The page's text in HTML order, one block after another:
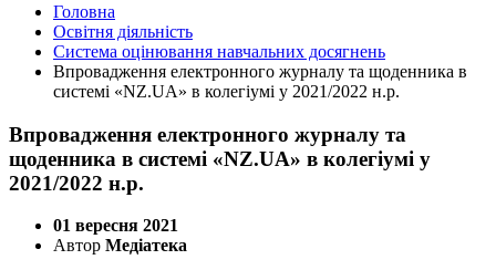
Головна
Освітня діяльність
Система оцінювання навчальних досягнень
Впровадження електронного журналу та щоденника в
системі «NZ.UA» в колегіумі у 2021/2022 н.р.
Впровадження електронного журналу та
щоденника в системі «NZ.UA» в колегіумі у
2021/2022 н.р.
01 вересня 2021
Автор Медіатека